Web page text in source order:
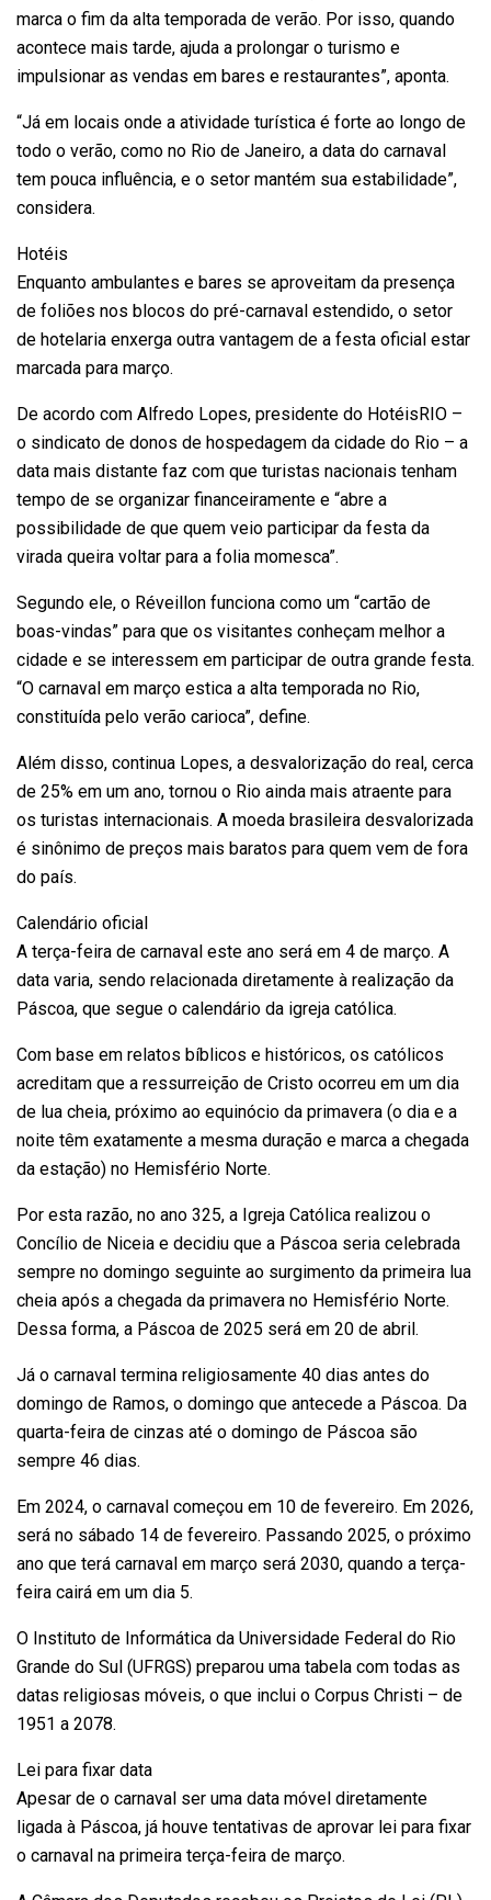
marca o fim da alta temporada de verão. Por isso, quando
acontece mais tarde, ajuda a prolongar o turismo e
impulsionar as vendas em bares e restaurantes”, aponta.
“Já em locais onde a atividade turística é forte ao longo de
todo o verão, como no Rio de Janeiro, a data do carnaval
tem pouca influência, e o setor mantém sua estabilidade”,
considera.
Hotéis
Enquanto ambulantes e bares se aproveitam da presença
de foliões nos blocos do pré-carnaval estendido, o setor
de hotelaria enxerga outra vantagem de a festa oficial estar
marcada para março.
De acordo com Alfredo Lopes, presidente do HotéisRIO –
o sindicato de donos de hospedagem da cidade do Rio – a
data mais distante faz com que turistas nacionais tenham
tempo de se organizar financeiramente e “abre a
possibilidade de que quem veio participar da festa da
virada queira voltar para a folia momesca”.
Segundo ele, o Réveillon funciona como um “cartão de
boas-vindas” para que os visitantes conheçam melhor a
cidade e se interessem em participar de outra grande festa.
“O carnaval em março estica a alta temporada no Rio,
constituída pelo verão carioca”, define.
Além disso, continua Lopes, a desvalorização do real, cerca
de 25% em um ano, tornou o Rio ainda mais atraente para
os turistas internacionais. A moeda brasileira desvalorizada
é sinônimo de preços mais baratos para quem vem de fora
do país.
Calendário oficial
A terça-feira de carnaval este ano será em 4 de março. A
data varia, sendo relacionada diretamente à realização da
Páscoa, que segue o calendário da igreja católica.
Com base em relatos bíblicos e históricos, os católicos
acreditam que a ressurreição de Cristo ocorreu em um dia
de lua cheia, próximo ao equinócio da primavera (o dia e a
noite têm exatamente a mesma duração e marca a chegada
da estação) no Hemisfério Norte.
Por esta razão, no ano 325, a Igreja Católica realizou o
Concílio de Niceia e decidiu que a Páscoa seria celebrada
sempre no domingo seguinte ao surgimento da primeira lua
cheia após a chegada da primavera no Hemisfério Norte.
Dessa forma, a Páscoa de 2025 será em 20 de abril.
Já o carnaval termina religiosamente 40 dias antes do
domingo de Ramos, o domingo que antecede a Páscoa. Da
quarta-feira de cinzas até o domingo de Páscoa são
sempre 46 dias.
Em 2024, o carnaval começou em 10 de fevereiro. Em 2026,
será no sábado 14 de fevereiro. Passando 2025, o próximo
ano que terá carnaval em março será 2030, quando a terça-
feira cairá em um dia 5.
O Instituto de Informática da Universidade Federal do Rio
Grande do Sul (UFRGS) preparou uma tabela com todas as
datas religiosas móveis, o que inclui o Corpus Christi – de
1951 a 2078.
Lei para fixar data
Apesar de o carnaval ser uma data móvel diretamente
ligada à Páscoa, já houve tentativas de aprovar lei para fixar
o carnaval na primeira terça-feira de março.